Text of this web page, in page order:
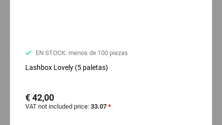
EN STOCK: menos de 100 piezas
Lashbox Lovely (5 paletas)
€ 42,00
VAT not included price: 33.07 *